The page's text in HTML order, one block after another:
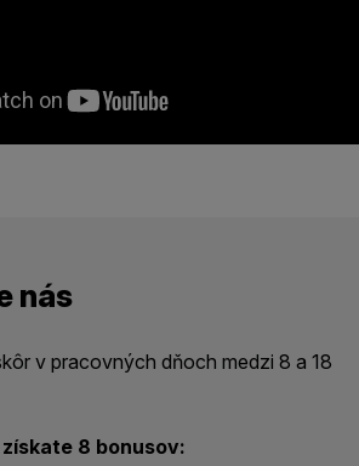
nás
v pracovných dňoch medzi 8 a 18
8 bonusov: